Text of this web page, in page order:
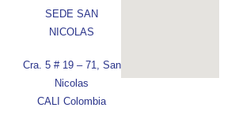
SEDE SAN
NICOLAS
Cra. 5 # 19 – 71, San
Nicolas
CALI Colombia